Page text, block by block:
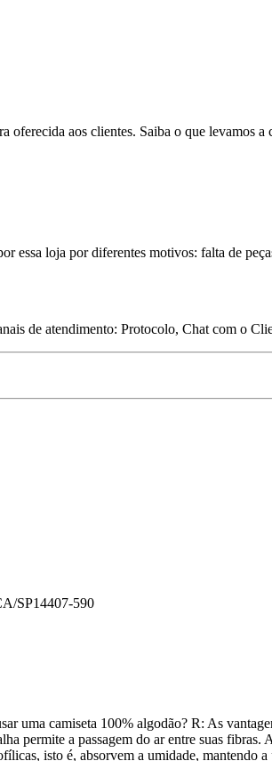
oferecida aos clientes. Saiba o que levamos a
essa loja por diferentes motivos: falta de
de atendimento: Protocolo, Chat com o
SP14407-590
camiseta 100% algodão? R: As
permite a passagem do ar entre suas fibras.
isto é, absorvem a umidade, mantendo